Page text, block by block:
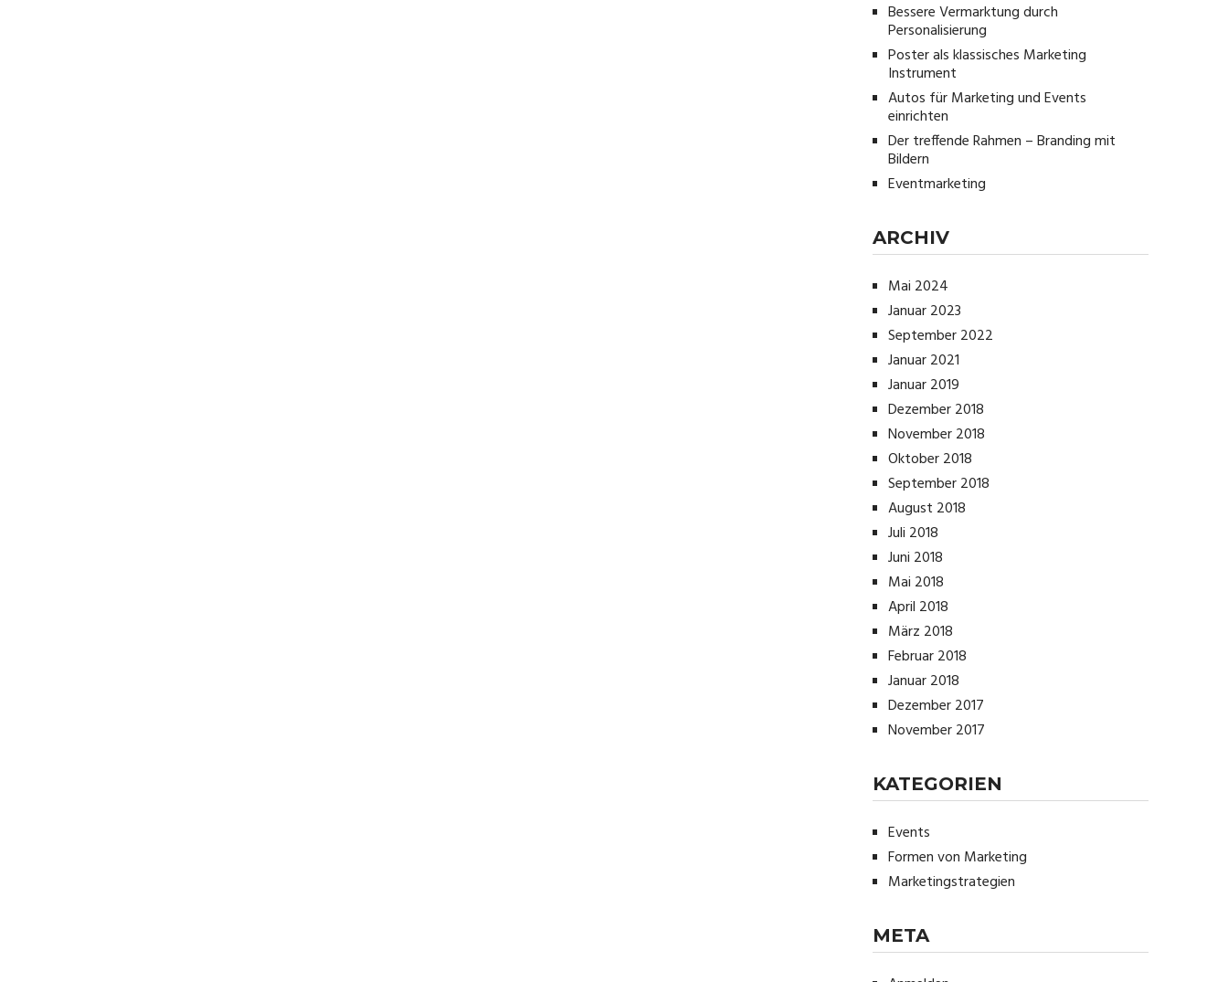
Bessere Vermarktung durch
Personalisierung
Poster als klassisches Marketing
Instrument
Autos für Marketing und Events
einrichten
Der treffende Rahmen – Branding mit
Bildern
Eventmarketing
ARCHIV
Mai 2024
Januar 2023
September 2022
Januar 2021
Januar 2019
Dezember 2018
November 2018
Oktober 2018
September 2018
August 2018
Juli 2018
Juni 2018
Mai 2018
April 2018
März 2018
Februar 2018
Januar 2018
Dezember 2017
November 2017
KATEGORIEN
Events
Formen von Marketing
Marketingstrategien
META